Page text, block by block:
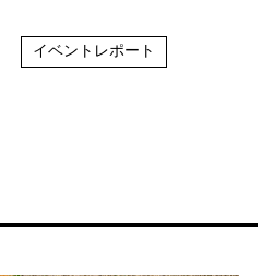
イベントレポート